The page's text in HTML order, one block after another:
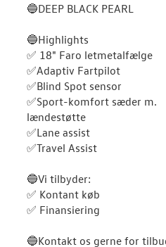
🔵DEEP BLACK PEARL
🔵Highlights
✅ 18" Faro letmetalfælge
✅Adaptiv Fartpilot
✅Blind Spot sensor
✅Sport-komfort sæder m.
lændestøtte
✅Lane assist
✅Travel Assist
🔵Vi tilbyder:
✅ Kontant køb
✅ Finansiering
🔵Kontakt os gerne for